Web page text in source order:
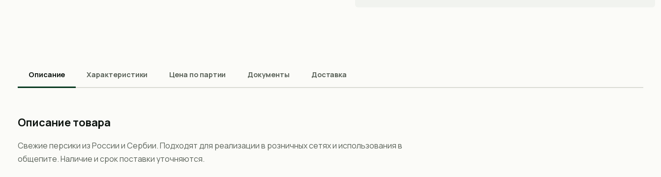
Описание Характеристики Цена по партии Документы Доставка
Описание товара
Свежие персики из России и Сербии. Подходят для реализации в розничных сетях и использования в
общепите. Наличие и срок поставки уточняются.